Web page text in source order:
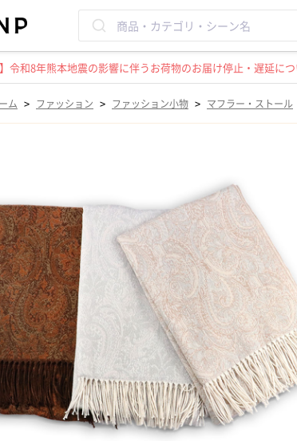
】令和8年熊本地震の影響に伴うお荷物のお届け停止・遅延につ
ム > ファッション > ファッション小物 > マフラー・ストール